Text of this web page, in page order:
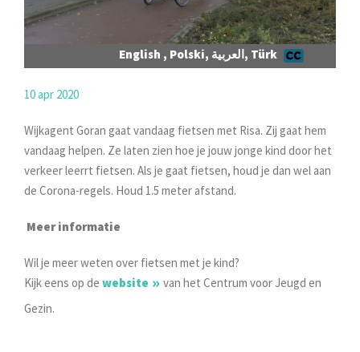
English , Polski, العربية, Türk
10 apr 2020
Wijkagent Goran gaat vandaag fietsen met Risa. Zij gaat hem
vandaag helpen. Ze laten zien hoe je jouw jonge kind door het
verkeer leerrt fietsen. Als je gaat fietsen, houd je dan wel aan
de Corona-regels. Houd 1.5 meter afstand.
Meer informatie
Wil je meer weten over fietsen met je kind?
Kijk eens op de website
van het Centrum voor Jeugd en
Gezin.